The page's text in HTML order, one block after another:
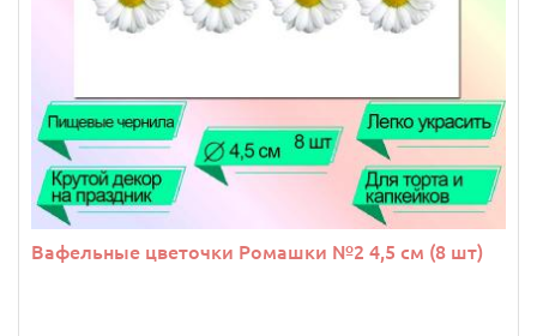
Вафельные цветочки Ромашки №2 4,5 см (8 шт)